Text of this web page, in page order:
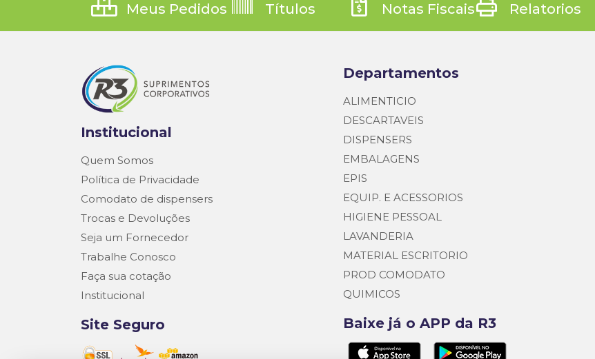
Meus Pedidos Títulos Notas Fiscais Relatorios
Institucional
Quem Somos
Política de Privacidade
Comodato de dispensers
Trocas e Devoluções
Seja um Fornecedor
Trabalhe Conosco
Faça sua cotação
Institucional
Site Seguro
Departamentos
ALIMENTICIO
DESCARTAVEIS
DISPENSERS
EMBALAGENS
EPIS
EQUIP. E ACESSORIOS
HIGIENE PESSOAL
LAVANDERIA
MATERIAL ESCRITORIO
PROD COMODATO
QUIMICOS
Baixe já o APP da R3